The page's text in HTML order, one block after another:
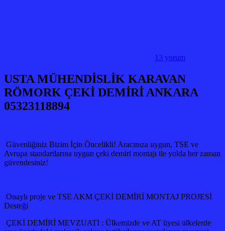
13 yorum
USTA MÜHENDİSLİK KARAVAN
RÖMORK ÇEKİ DEMİRİ ANKARA
05323118894
Güvenliğiniz Bizim İçin Öncelikli! Aracınıza uygun, TSE ve
Avrupa standartlarına uygun çeki demiri montajı ile yolda her zaman
güvendesiniz!
Onaylı proje ve TSE AKM ÇEKİ DEMİRİ MONTAJ PROJESİ
Desteği
ÇEKİ DEMİRİ MEVZUATI : Ülkemizde ve AT üyesi ülkelerde